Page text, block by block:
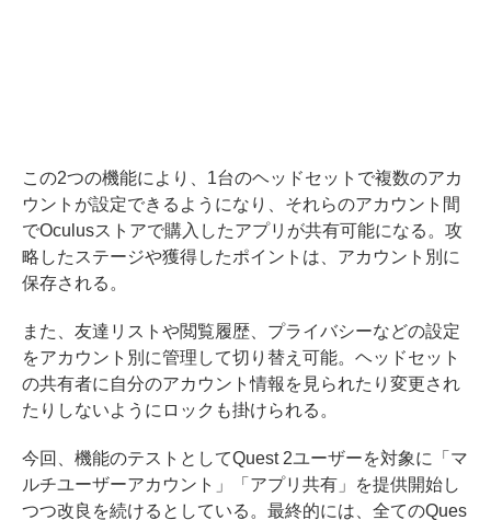
この2つの機能により、1台のヘッドセットで複数のアカ
ウントが設定できるようになり、それらのアカウント間
でOculusストアで購入したアプリが共有可能になる。攻
略したステージや獲得したポイントは、アカウント別に
保存される。
また、友達リストや閲覧履歴、プライバシーなどの設定
をアカウント別に管理して切り替え可能。ヘッドセット
の共有者に自分のアカウント情報を見られたり変更され
たりしないようにロックも掛けられる。
今回、機能のテストとしてQuest 2ユーザーを対象に「マ
ルチユーザーアカウント」「アプリ共有」を提供開始し
つつ改良を続けるとしている。最終的には、全てのQues